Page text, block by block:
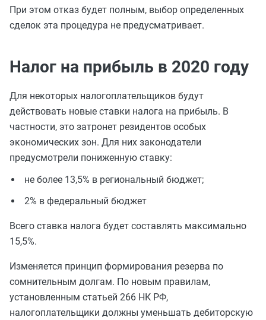
При этом отказ будет полным, выбор определенных
сделок эта процедура не предусматривает.
Налог на прибыль в 2020 году
Для некоторых налогоплательщиков будут
действовать новые ставки налога на прибыль. В
частности, это затронет резидентов особых
экономических зон. Для них законодатели
предусмотрели пониженную ставку:
не более 13,5% в региональный бюджет;
2% в федеральный бюджет
Всего ставка налога будет составлять максимально
15,5%.
Изменяется принцип формирования резерва по
сомнительным долгам. По новым правилам,
установленным статьей 266 НК РФ,
налогоплательщики должны уменьшать дебиторскую